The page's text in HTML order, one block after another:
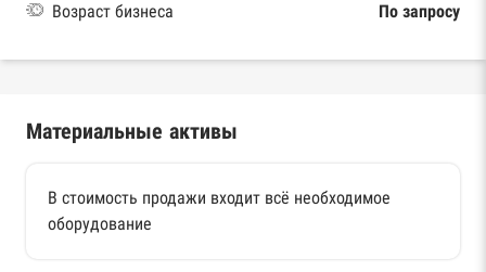
Возраст бизнеса
По запросу
Материальные активы
В стоимость продажи входит всё необходимое
оборудование